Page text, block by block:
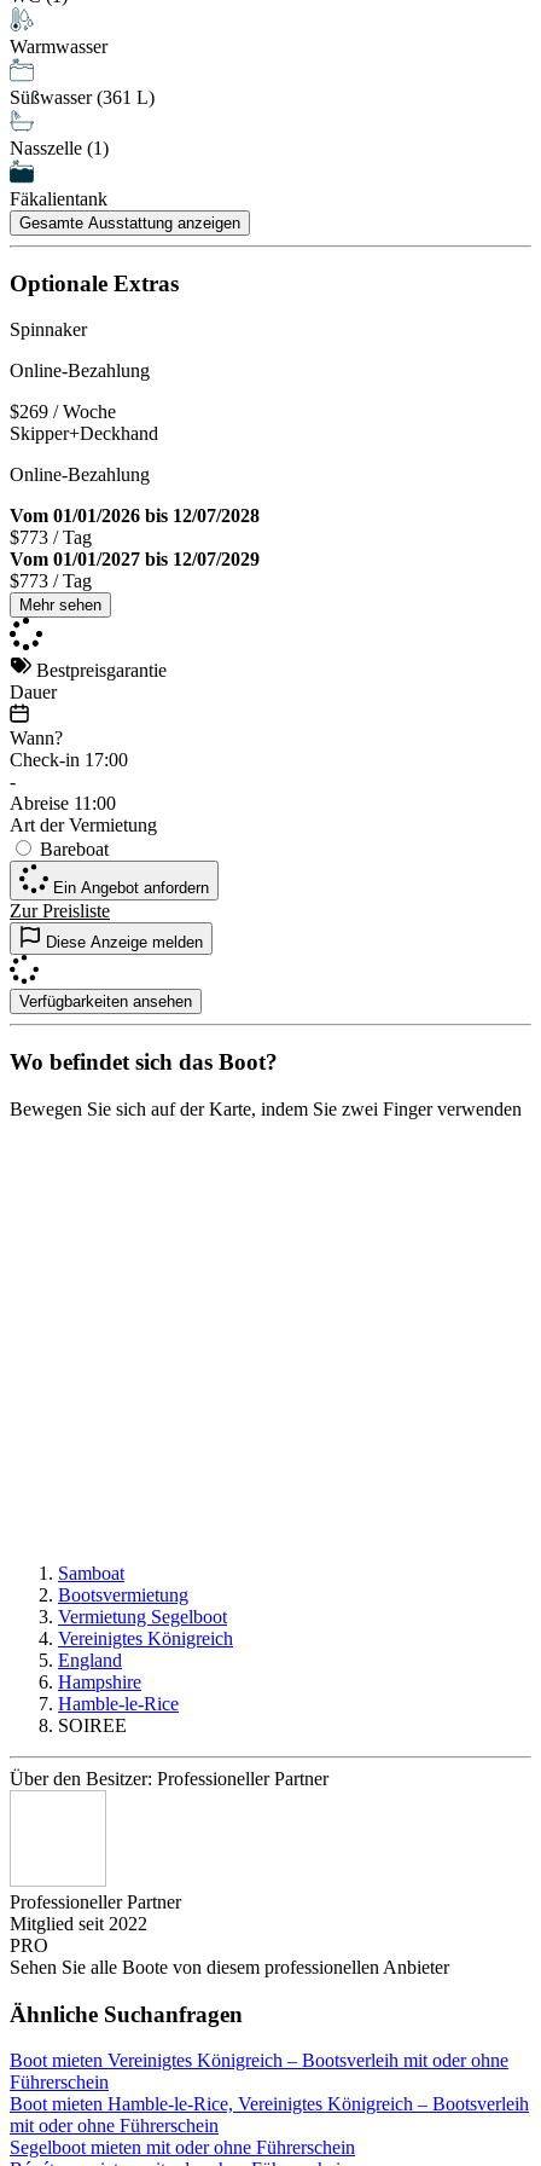
Warmwasser
Süßwasser (361 L)
Nasszelle (1)
Fäkalientank
Gesamte Ausstattung anzeigen
Optionale Extras
Spinnaker
Online-Bezahlung
$269 / Woche
Skipper+Deckhand
Online-Bezahlung
Vom 01/01/2026 bis 12/07/2028
$773 / Tag
Vom 01/01/2027 bis 12/07/2029
$773 / Tag
Mehr sehen
Bestpreisgarantie
Dauer
Wann?
Check-in 17:00
-
Abreise 11:00
Art der Vermietung
Bareboat
Ein Angebot anfordern
Zur Preisliste
Diese Anzeige melden
Verfügbarkeiten ansehen
Wo befindet sich das Boot?
Bewegen Sie sich auf der Karte, indem Sie zwei Finger verwenden
Samboat
Bootsvermietung
Vermietung Segelboot
Vereinigtes Königreich
England
Hampshire
Hamble-le-Rice
SOIREE
Über den Besitzer: Professioneller Partner
Professioneller Partner
Mitglied seit 2022
PRO
Sehen Sie alle Boote von diesem professionellen Anbieter
Ähnliche Suchanfragen
Boot mieten Vereinigtes Königreich – Bootsverleih mit oder ohne
Führerschein
Boot mieten Hamble-le-Rice, Vereinigtes Königreich – Bootsverleih
mit oder ohne Führerschein
Segelboot mieten mit oder ohne Führerschein